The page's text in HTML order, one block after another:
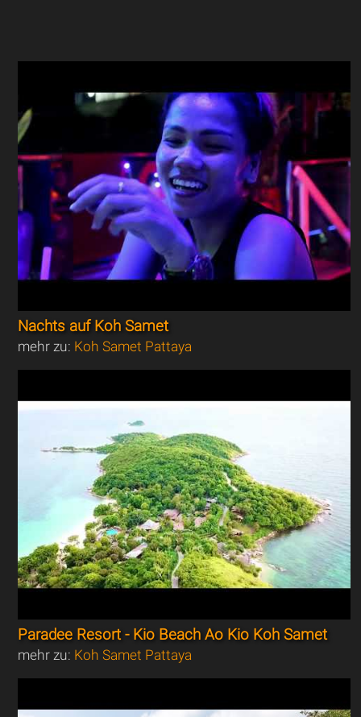
Nachts auf Koh Samet
mehr zu: Koh Samet Pattaya
Paradee Resort - Kio Beach Ao Kio Koh Samet
mehr zu: Koh Samet Pattaya